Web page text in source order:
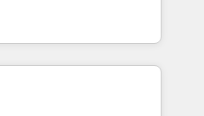
and 2,000+
across marketing,
with your teams to
and improve user
marketing results.
optimising your